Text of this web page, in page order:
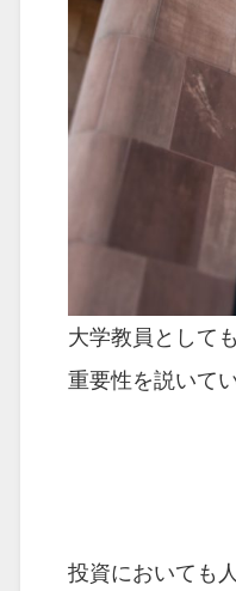
大学教員として
重要性を説いて
投資においても